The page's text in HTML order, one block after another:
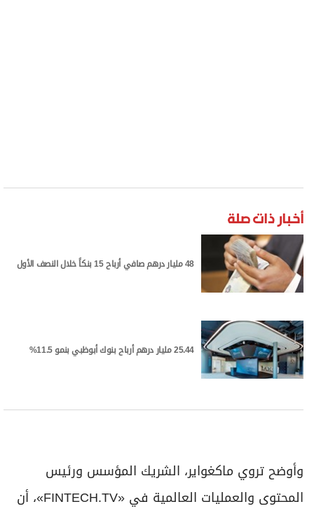
أخبار ذات صلة
48 مليار درهم صافي أرباح 15 بنكاً خلال النصف الأول
25.44 مليار درهم أرباح بنوك أبوظبي بنمو 11.5%
وأوضح تروي ماكغواير، الشريك المؤسس ورئيس
المحتوى والعمليات العالمية في «FINTECH.TV»، أن